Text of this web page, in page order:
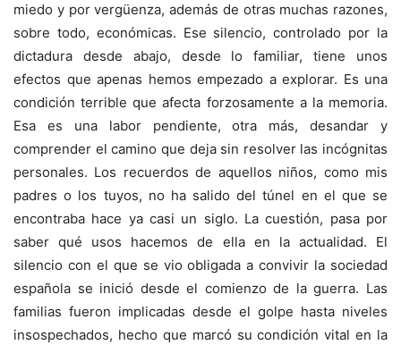
miedo y por vergüenza, además de otras muchas razones,
sobre todo, económicas. Ese silencio, controlado por la
dictadura desde abajo, desde lo familiar, tiene unos
efectos que apenas hemos empezado a explorar. Es una
condición terrible que afecta forzosamente a la memoria.
Esa es una labor pendiente, otra más, desandar y
comprender el camino que deja sin resolver las incógnitas
personales. Los recuerdos de aquellos niños, como mis
padres o los tuyos, no ha salido del túnel en el que se
encontraba hace ya casi un siglo. La cuestión, pasa por
saber qué usos hacemos de ella en la actualidad. El
silencio con el que se vio obligada a convivir la sociedad
española se inició desde el comienzo de la guerra. Las
familias fueron implicadas desde el golpe hasta niveles
insospechados, hecho que marcó su condición vital en la